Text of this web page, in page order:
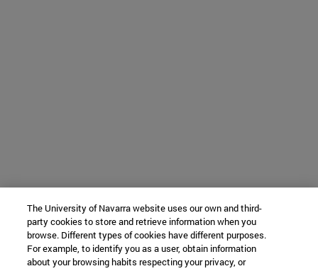
The University of Navarra website uses our own and third-
party cookies to store and retrieve information when you
browse. Different types of cookies have different purposes.
For example, to identify you as a user, obtain information
about your browsing habits respecting your privacy, or